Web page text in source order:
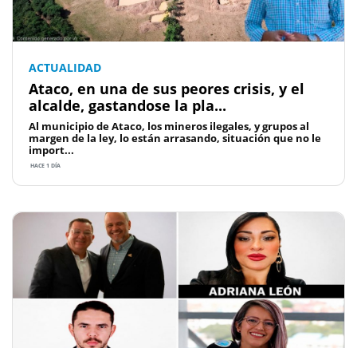
ACTUALIDAD
Ataco, en una de sus peores crisis, y el
alcalde, gastandose la pla...
Al municipio de Ataco, los mineros ilegales, y grupos al
margen de la ley, lo están arrasando, situación que no le
import...
HACE 1 DÍA